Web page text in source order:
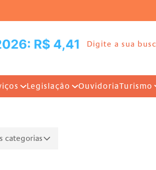
Legislação OuvidoriaTurismo
categorias